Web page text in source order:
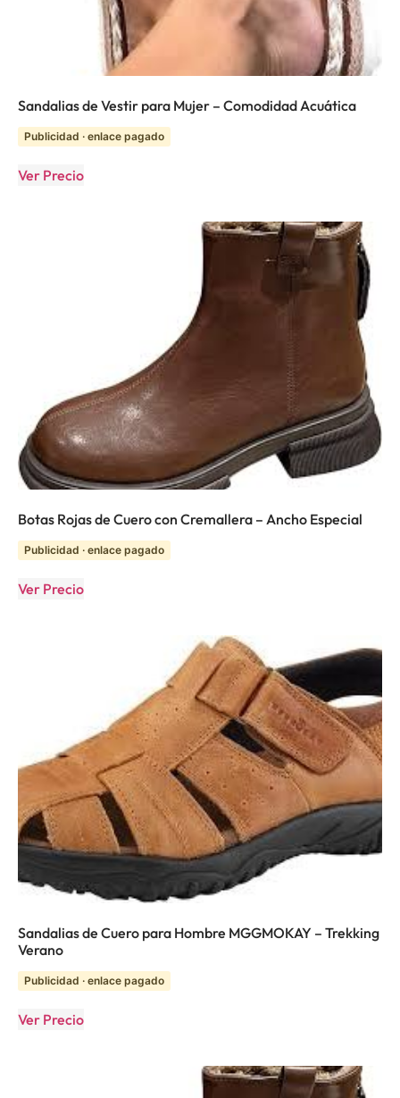
Sandalias de Vestir para Mujer – Comodidad Acuática
Publicidad · enlace pagado
Ver Precio
Botas Rojas de Cuero con Cremallera – Ancho Especial
Publicidad · enlace pagado
Ver Precio
Sandalias de Cuero para Hombre MGGMOKAY – Trekking
Verano
Publicidad · enlace pagado
Ver Precio